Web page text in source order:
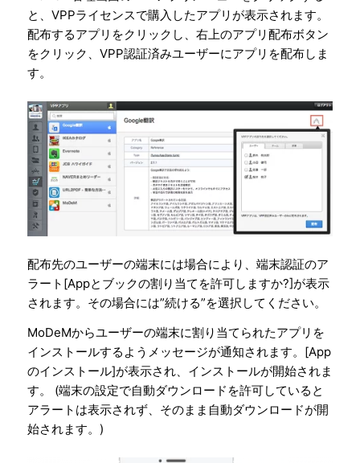
と、VPPライセンスで購入したアプリが表示されます。
配布するアプリをクリックし、右上のアプリ配布ボタン
をクリック、VPP認証済みユーザーにアプリを配布しま
す。
配布先のユーザーの端末には場合により、端末認証のア
ラート[Appとブックの割り当てを許可しますか?]が表示
されます。その場合には”続ける”を選択してください。
MoDeMからユーザーの端末に割り当てられたアプリを
インストールするようメッセージが通知されます。[App
のインストール]が表示され、インストールが開始されま
す。 (端末の設定で自動ダウンロードを許可していると
アラートは表示されず、そのまま自動ダウンロードが開
始されます。)